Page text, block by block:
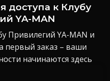
доступа к Клубу
YA-MAN
Привилегий YA-MAN и
первый заказ – ваши
начинаются здесь